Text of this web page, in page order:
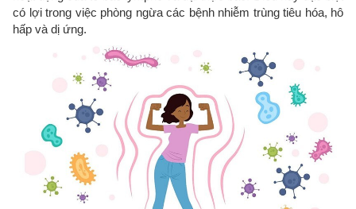
có lợi trong việc phòng ngừa các bệnh nhiễm trùng tiêu hóa, hô
hấp và dị ứng.